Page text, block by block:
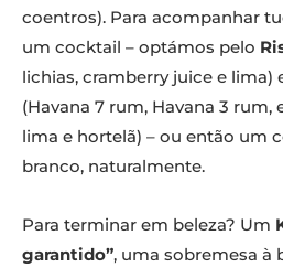
coentros). Para acompanhar
um cocktail – optámos pelo
lichias, cramberry juice e lima)
(Havana 7 rum, Havana 3
lima e hortelã) – ou então um
branco, naturalmente.
Para terminar em beleza? Um
garantido”, uma sobremesa à